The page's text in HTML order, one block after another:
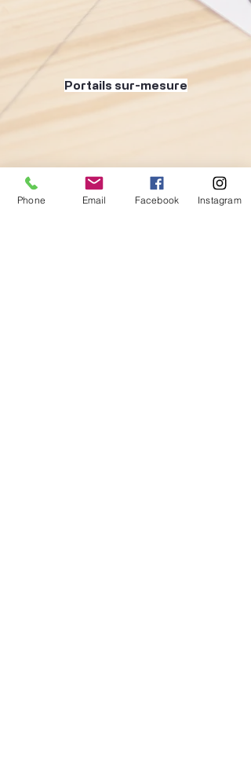
Portails sur-mesure
Phone Email Facebook Instagram